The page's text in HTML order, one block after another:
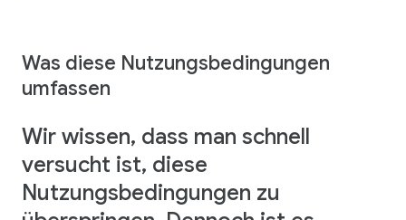
Was diese Nutzungsbedingungen
umfassen
Wir wissen, dass man schnell
versucht ist, diese
Nutzungsbedingungen zu